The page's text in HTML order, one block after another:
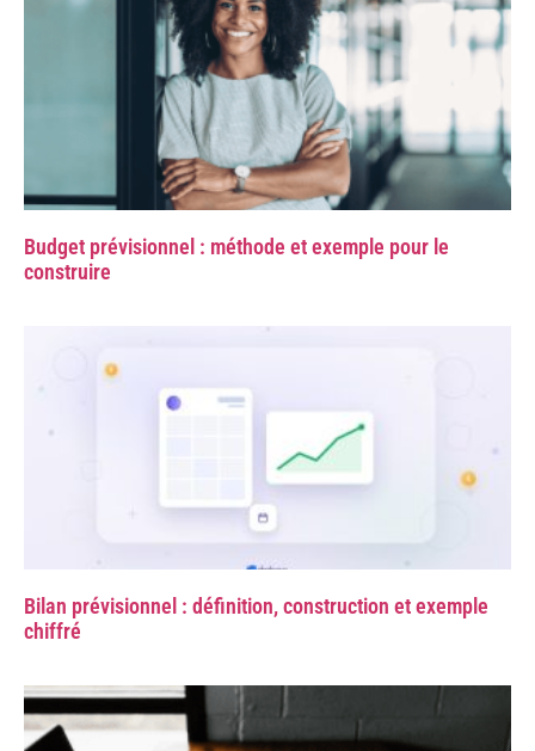
Budget prévisionnel : méthode et exemple pour le
construire
Bilan prévisionnel : définition, construction et exemple
chiffré